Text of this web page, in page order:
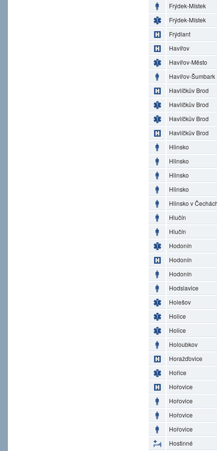
Frýdek-Místek
Frýdek-Místek
Frýdlant
Havířov
Havířov-Město
Havířov-Šumbark
Havlíčkův Brod
Havlíčkův Brod
Havlíčkův Brod
Havlíčkův Brod
Hlinsko
Hlinsko
Hlinsko
Hlinsko
Hlinsko v
Hlučín
Hlučín
Hodonín
Hodonín
Hodonín
Hodslavice
Holešov
Holice
Holice
Holoubkov
Horažďovice
Hořice
Hořovice
Hořovice
Hořovice
Hořovice
Hostinné